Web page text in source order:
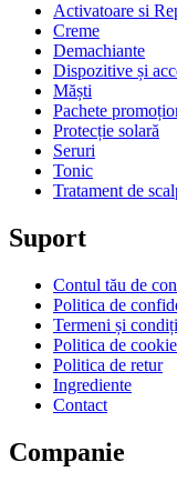
Activatoare si
Creme
Demachiante
Dispozitive și
Măști
Pachete
Protecție solară
Seruri
Tonic
Tratament de
Suport
Contul tău de
Politica de
Termeni și
Politica de
Politica de retur
Ingrediente
Contact
Companie